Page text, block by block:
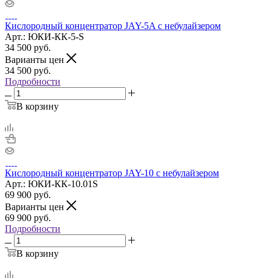
Кислородный концентратор JAY-5A с небулайзером
Арт.: ЮКИ-КК-5-S
34 500 руб.
Варианты цен
34 500 руб.
Подробности
В корзину
Кислородный концентратор JAY-10 с небулайзером
Арт.: ЮКИ-КК-10.01S
69 900 руб.
Варианты цен
69 900 руб.
Подробности
В корзину